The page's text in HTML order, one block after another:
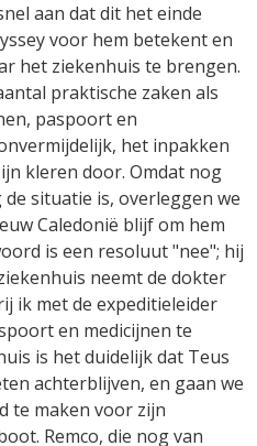
aan dat dit het einde
voor hem betekent en
het ziekenhuis te brengen.
praktische zaken als
paspoort en
het inpakken
kleren door. Omdat nog
situatie is, overleggen we
Caledonië blijf om hem
is een resoluut "nee"; hij
neemt de dokter
ik met de expeditieleider
en medicijnen te
is het duidelijk dat Teus
achterblijven, en gaan we
te maken voor zijn
Remco, die nog van